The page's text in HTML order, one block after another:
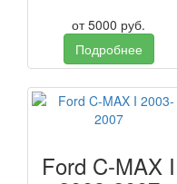
от5000 руб.
Подробнее
Ford C-MAX I